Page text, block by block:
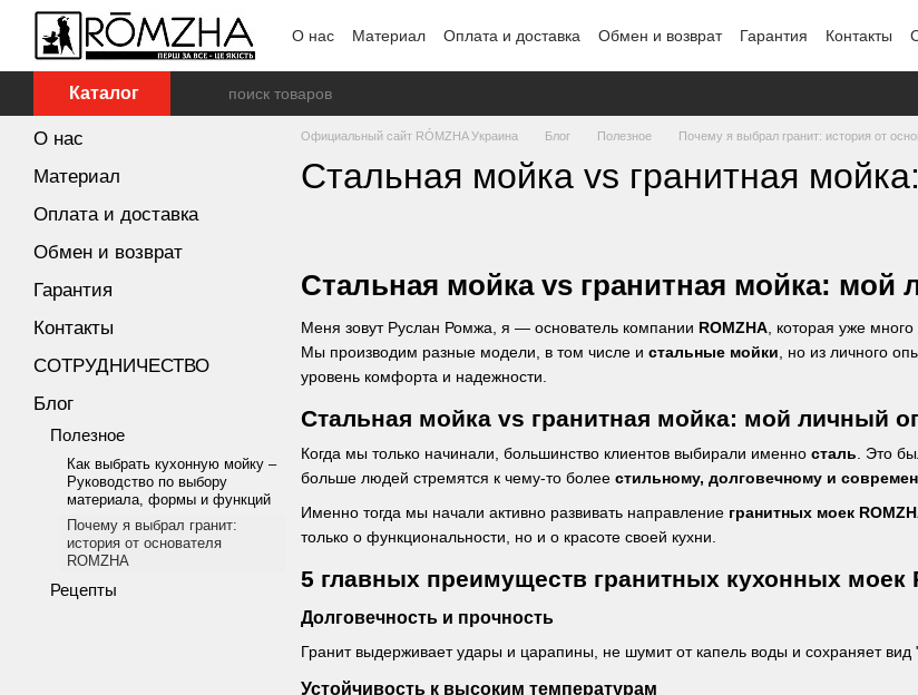
Перейти к основному контенту
О нас
Материал Оплата и доставка Обмен и возврат Гарантия Контакты
Каталог
Официальный сайт RÓMZHA Украина Блог Полезное Почему я выбрал гранит: история от
Стальная мойка vs гранитная
Стальная мойка vs гранитная мойка: мой
Меня зовут Руслан Ромжа, я — основатель компании ROMZHA, которая уже
Мы производим разные модели, в том числе и стальные мойки, но из личного
уровень комфорта и надежности.
Стальная мойка vs гранитная мойка: мой личный
Когда мы только начинали, большинство клиентов выбирали именно сталь. Это
больше людей стремятся к чему-то более стильному, долговечному и
Именно тогда мы начали активно развивать направление гранитных моек
только о функциональности, но и о красоте своей кухни.
5 главных преимуществ гранитных кухонных моек
Долговечность и прочность
Гранит выдерживает удары и царапины, не шумит от капель воды и сохраняет вид
Устойчивость к высоким температурам
О нас
Материал
Оплата и доставка
Обмен и возврат
Гарантия
Контакты
СОТРУДНИЧЕСТВО
Блог
Полезное
Как выбрать кухонную мойку –
Руководство по выбору
материала, формы и функций
Почему я выбрал гранит:
история от основателя
ROMZHA
Рецепты